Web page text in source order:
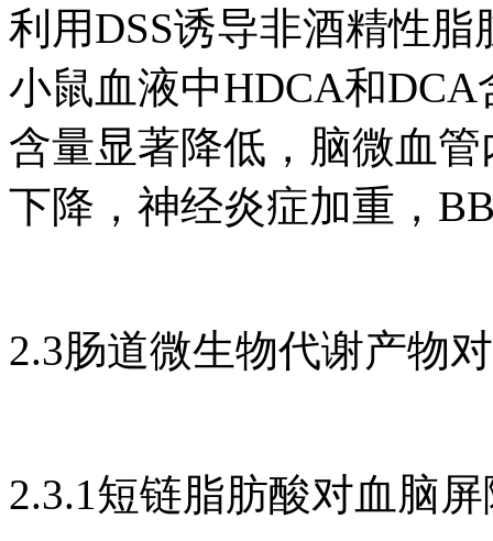
利用DSS诱导非酒精性
小鼠血液中HDCA和
含量显著降低，脑微血
下降，神经炎症加重，
2.3肠道微生物代谢产物
2.3.1短链脂肪酸对血脑